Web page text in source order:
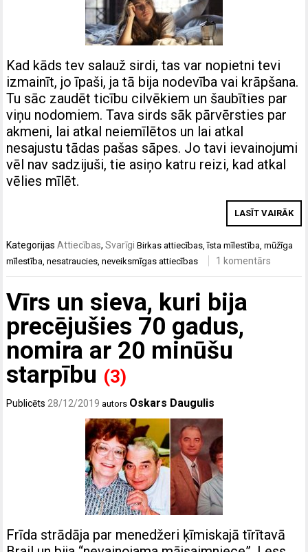
Kad kāds tev salauž sirdi, tas var nopietni tevi
izmainīt, jo īpaši, ja tā bija nodevība vai krāpšana.
Tu sāc zaudēt ticību cilvēkiem un šaubīties par
viņu nodomiem. Tava sirds sāk pārvērsties par
akmeni, lai atkal neiemīlētos un lai atkal
nesajustu tādas pašas sāpes. Jo tavi ievainojumi
vēl nav sadzijuši, tie asiņo katru reizi, kad atkal
vēlies mīlēt.
LASĪT VAIRĀK
KategorijasAttiecības,Svarīgi Birkasattiecības,īsta mīlestība,mūžīga
mīlestība,nesatraucies,neveiksmīgas attiecības 1 komentārs
Vīrs un sieva, kuri bija
precējušies 70 gadus,
nomira ar 20 minūšu
starpību (3)
Publicēts 28/12/2019 autors Oskars Daugulis
Frīda strādāja par menedžeri ķīmiskajā tīrītavā